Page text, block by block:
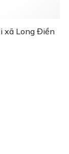
xã Long Điền